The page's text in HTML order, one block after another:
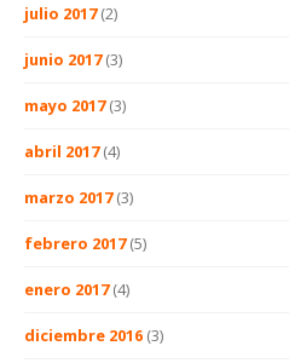
julio 2017(2)
junio 2017(3)
mayo 2017(3)
abril 2017(4)
marzo 2017(3)
febrero 2017(5)
enero 2017(4)
diciembre 2016 (3)